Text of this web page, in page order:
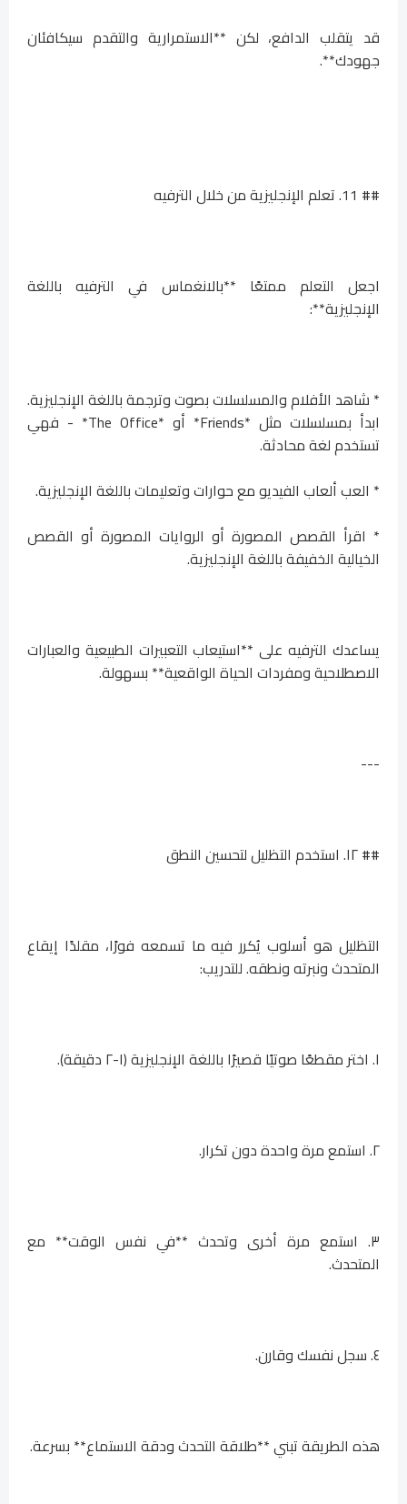
قد يتقلب الدافع، لكن **الاستمرارية والتقدم سيكافئان
جهودك**.
## 11. تعلم الإنجليزية من خلال الترفيه
اجعل التعلم ممتعًا **بالانغماس في الترفيه باللغة
الإنجليزية**:
* شاهد الأفلام والمسلسلات بصوت وترجمة باللغة الإنجليزية.
ابدأ بمسلسلات مثل *Friends* أو *The Office* - فهي
تستخدم لغة محادثة.
* العب ألعاب الفيديو مع حوارات وتعليمات باللغة الإنجليزية.
* اقرأ القصص المصورة أو الروايات المصورة أو القصص
الخيالية الخفيفة باللغة الإنجليزية.
يساعدك الترفيه على **استيعاب التعبيرات الطبيعية والعبارات
الاصطلاحية ومفردات الحياة الواقعية** بسهولة.
---
## ١٢. استخدم التظليل لتحسين النطق
التظليل هو أسلوب يُكرر فيه ما تسمعه فورًا، مقلدًا إيقاع
المتحدث ونبرته ونطقه. للتدريب:
١. اختر مقطعًا صوتيًا قصيرًا باللغة الإنجليزية (١-٢ دقيقة).
٢. استمع مرة واحدة دون تكرار.
٣. استمع مرة أخرى وتحدث **في نفس الوقت** مع
المتحدث.
٤. سجل نفسك وقارن.
هذه الطريقة تبني **طلاقة التحدث ودقة الاستماع** بسرعة.